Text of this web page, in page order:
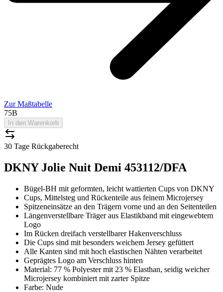
Zur Maßtabelle
75B
In den Warenkorb
30 Tage Rückgaberecht
DKNY Jolie Nuit Demi 453112/DFA
Bügel-BH mit geformten, leicht wattierten Cups von DKNY
Cups, Mittelsteg und Rückenteile aus feinem Microjersey
Spitzeneinsätze an den Trägern vorne und an den Seitenteilen
Längenverstellbare Träger aus Elastikband mit eingewebtem
Logo
Im Rücken dreifach verstellbarer Hakenverschluss
Die Cups sind mit besonders weichem Jersey gefüttert
Alle Kanten sind mit hoch elastischen Nähten verarbeitet
Geprägtes Logo am Verschluss hinten
Material: 77 % Polyester mit 23 % Elasthan, seidig weicher
Microjersey kombiniert mit zarter Spitze
Farbe: Nude